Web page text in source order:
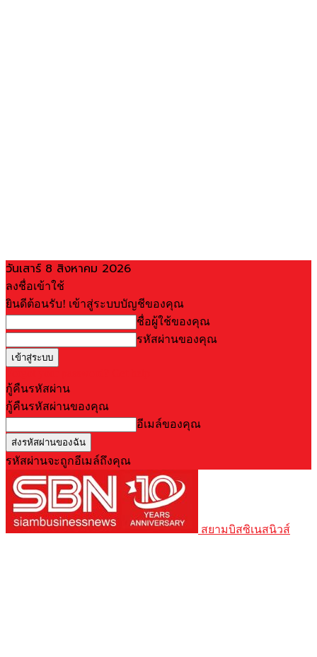
วันเสาร์ 8 สิงหาคม 2026
ลงชื่อเข้าใช้
ยินดีต้อนรับ! เข้าสู่ระบบบัญชีของคุณ
ชื่อผู้ใช้ของคุณ
รหัสผ่านของคุณ
กู้คืนรหัสผ่าน
กู้คืนรหัสผ่านของคุณ
อีเมล์ของคุณ
รหัสผ่านจะถูกอีเมล์ถึงคุณ
สยามบิสซิเนสนิวส์